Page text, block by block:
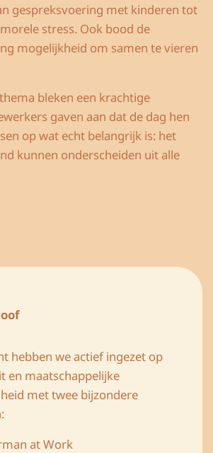
gespreksvoering met kinderen tot
stress. Ook bood de
mogelijkheid om samen te vieren
bleken een krachtige
gaven aan dat de dag hen
op wat echt belangrijk is: het
kunnen onderscheiden uit alle
hebben we actief ingezet op
en maatschappelijke
met twee bijzondere
at Work